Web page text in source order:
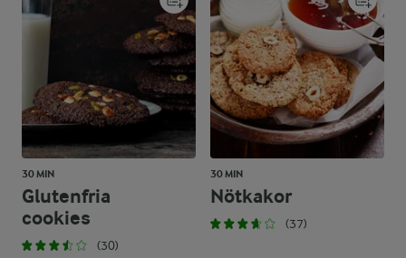
30 MIN
Glutenfria
cookies
(30)
30 MIN
Nötkakor
(37)